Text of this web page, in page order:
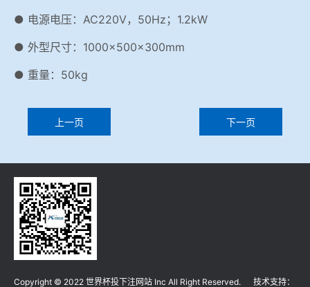
● 电源电压：AC220V，50Hz；1.2kW
● 外型尺寸：1000×500×300mm
● 重量：50kg
上一页 下一页
Copyright © 2022 世界杯投下注网站 Inc All Right Reserved. 技术支持：